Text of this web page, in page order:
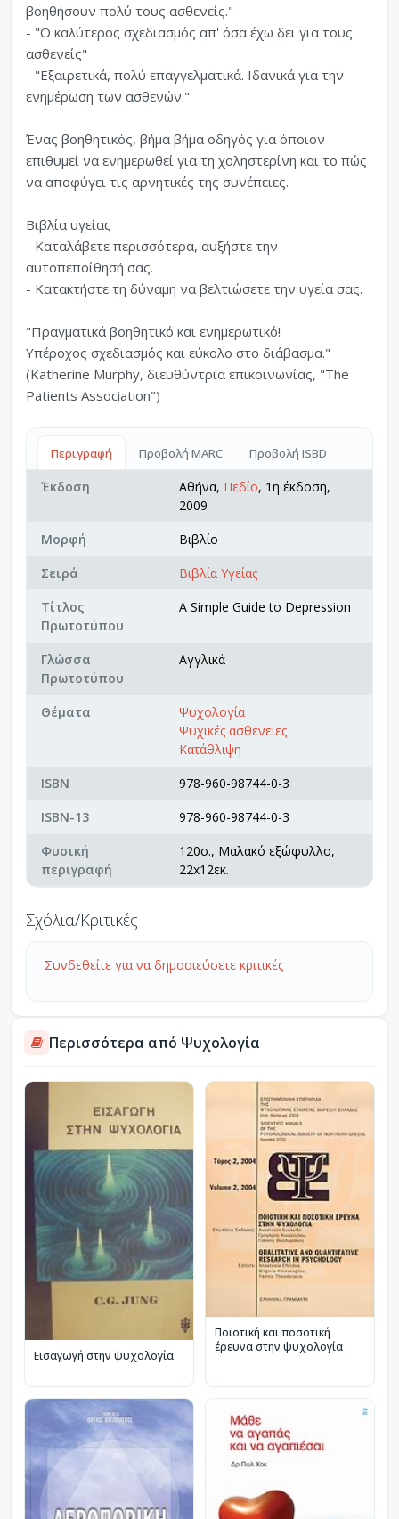
βοηθήσουν πολύ τους ασθενείς."
- "Ο καλύτερος σχεδιασμός απ' όσα έχω δει για τους
ασθενείς"
- "Εξαιρετικά, πολύ επαγγελματικά. Ιδανικά για την
ενημέρωση των ασθενών."
Ένας βοηθητικός, βήμα βήμα οδηγός για όποιον
επιθυμεί να ενημερωθεί για τη χοληστερίνη και το πώς
να αποφύγει τις αρνητικές της συνέπειες.
Βιβλία υγείας
- Καταλάβετε περισσότερα, αυξήστε την
αυτοπεποίθησή σας.
- Κατακτήστε τη δύναμη να βελτιώσετε την υγεία σας.
"Πραγματικά βοηθητικό και ενημερωτικό!
Υπέροχος σχεδιασμός και εύκολο στο διάβασμα."
(Katherine Murphy, διευθύντρια επικοινωνίας, "The
Patients Association")
Περιγραφή Προβολή MARC Προβολή ISBD
Έκδοση Αθήνα, Πεδίο, 1η έκδοση,
2009
Μορφή
Βιβλίο
Σειρά
Βιβλία Υγείας
Τίτλος
Πρωτοτύπου
A Simple Guide to Depression
Γλώσσα
Πρωτοτύπου
Αγγλικά
Θέματα
Ψυχολογία
Ψυχικές ασθένειες
Κατάθλιψη
ISBN
978-960-98744-0-3
ISBN-13
978-960-98744-0-3
Φυσική
περιγραφή
120σ., Μαλακό εξώφυλλο,
22x12εκ.
Σχόλια/Κριτικές
Συνδεθείτε για να δημοσιεύσετε κριτικές
Περισσότερα από Ψυχολογία
Εισαγωγή στην ψυχολογία
Ποιοτική και ποσοτική
έρευνα στην ψυχολογία